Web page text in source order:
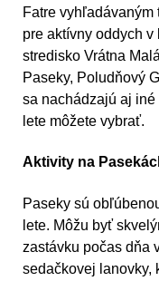
Fatre
pre aktívny oddych
stredisko Vrátna
Paseky, Poludňový
sa nachádzajú aj iné
lete môžete vybrať.
Aktivity na
Paseky sú
lete. Môžu byť
zastávku počas dňa
sedačkovej lanovky,